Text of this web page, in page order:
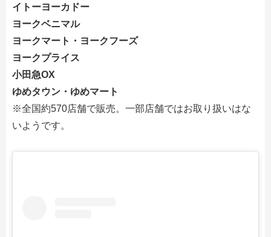
イトーヨーカドー
ヨークベニマル
ヨークマート・ヨークフーズ
ヨークプライス
小田急OX
ゆめタウン・ゆめマート
※全国約570店舗で販売。一部店舗ではお取り扱いはな
いようです。